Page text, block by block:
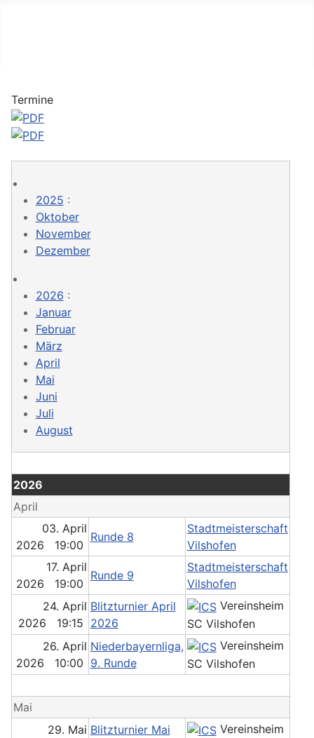
Termine
2025 :
Oktober
November
Dezember
2026 :
Januar
Februar
März
April
Mai
Juni
Juli
August
2026
April
03. April
2026 19:00
Runde 8
Stadtmeisterschaft
Vilshofen
17. April
2026 19:00
Runde 9
Stadtmeisterschaft
Vilshofen
24. April
2026 19:15
Blitzturnier April
2026
Vereinsheim
SC Vilshofen
26. April
2026 10:00
Niederbayernliga,
9. Runde
Vereinsheim
SC Vilshofen
Mai
29. Mai Blitzturnier Mai
Vereinsheim